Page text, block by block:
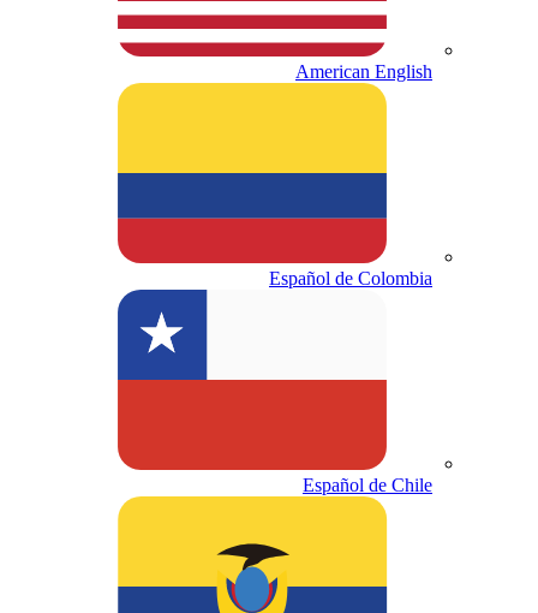
American English
Español de Colombia
Español de Chile